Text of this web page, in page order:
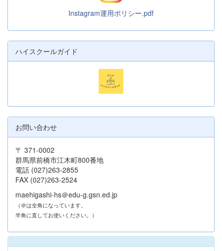
Instagram運用ポリシー.pdf
ハイスクールガイド
お問い合わせ
〒 371-0002
群馬県前橋市江木町800番地
電話 (027)263-2855
FAX (027)263-2524
maehigashi-hs＠edu-g.gsn.ed.jp
（＠は全角になっています。
半角に直してお使いください。）